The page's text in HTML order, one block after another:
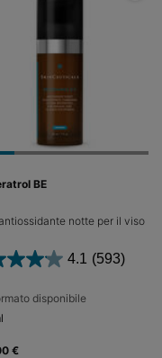
BE
notte per il viso
4.1 (593)
disponibile
€